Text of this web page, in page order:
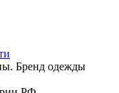
Бренд одежды